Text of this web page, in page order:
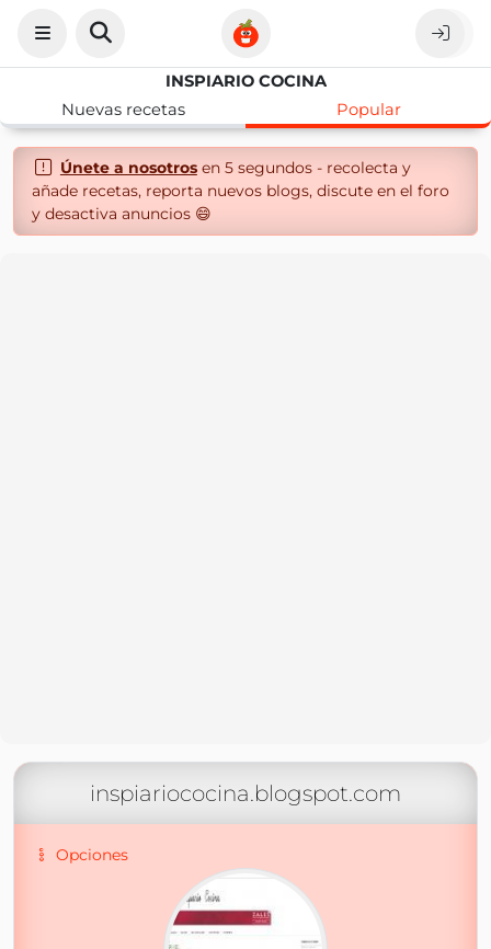
INSPIARIO COCINA
Nuevas recetas
Popular
Únete a nosotrosen 5 segundos - recolecta y
añade recetas, reporta nuevos blogs, discute en el foro
y desactiva anuncios 😄
inspiariococina.blogspot.com
Opciones